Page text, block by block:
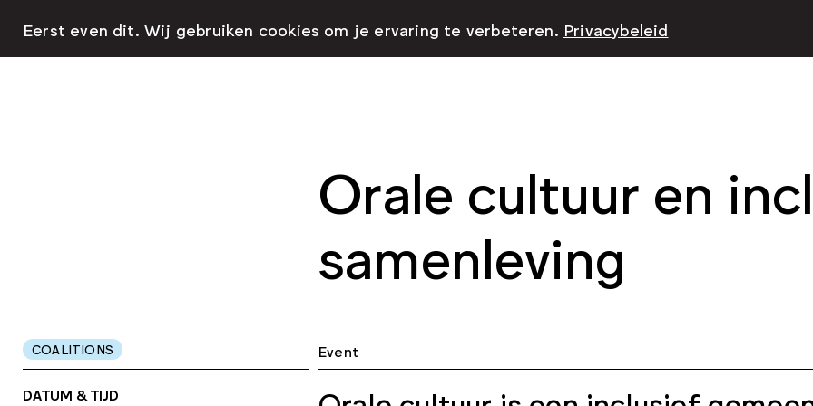
Orale cultuur en
samenleving
COALITIONS
DATUM & TIJD
Event
Eerst even dit. Wij gebruiken cookies om je ervaring te verbeteren. Privacybeleid